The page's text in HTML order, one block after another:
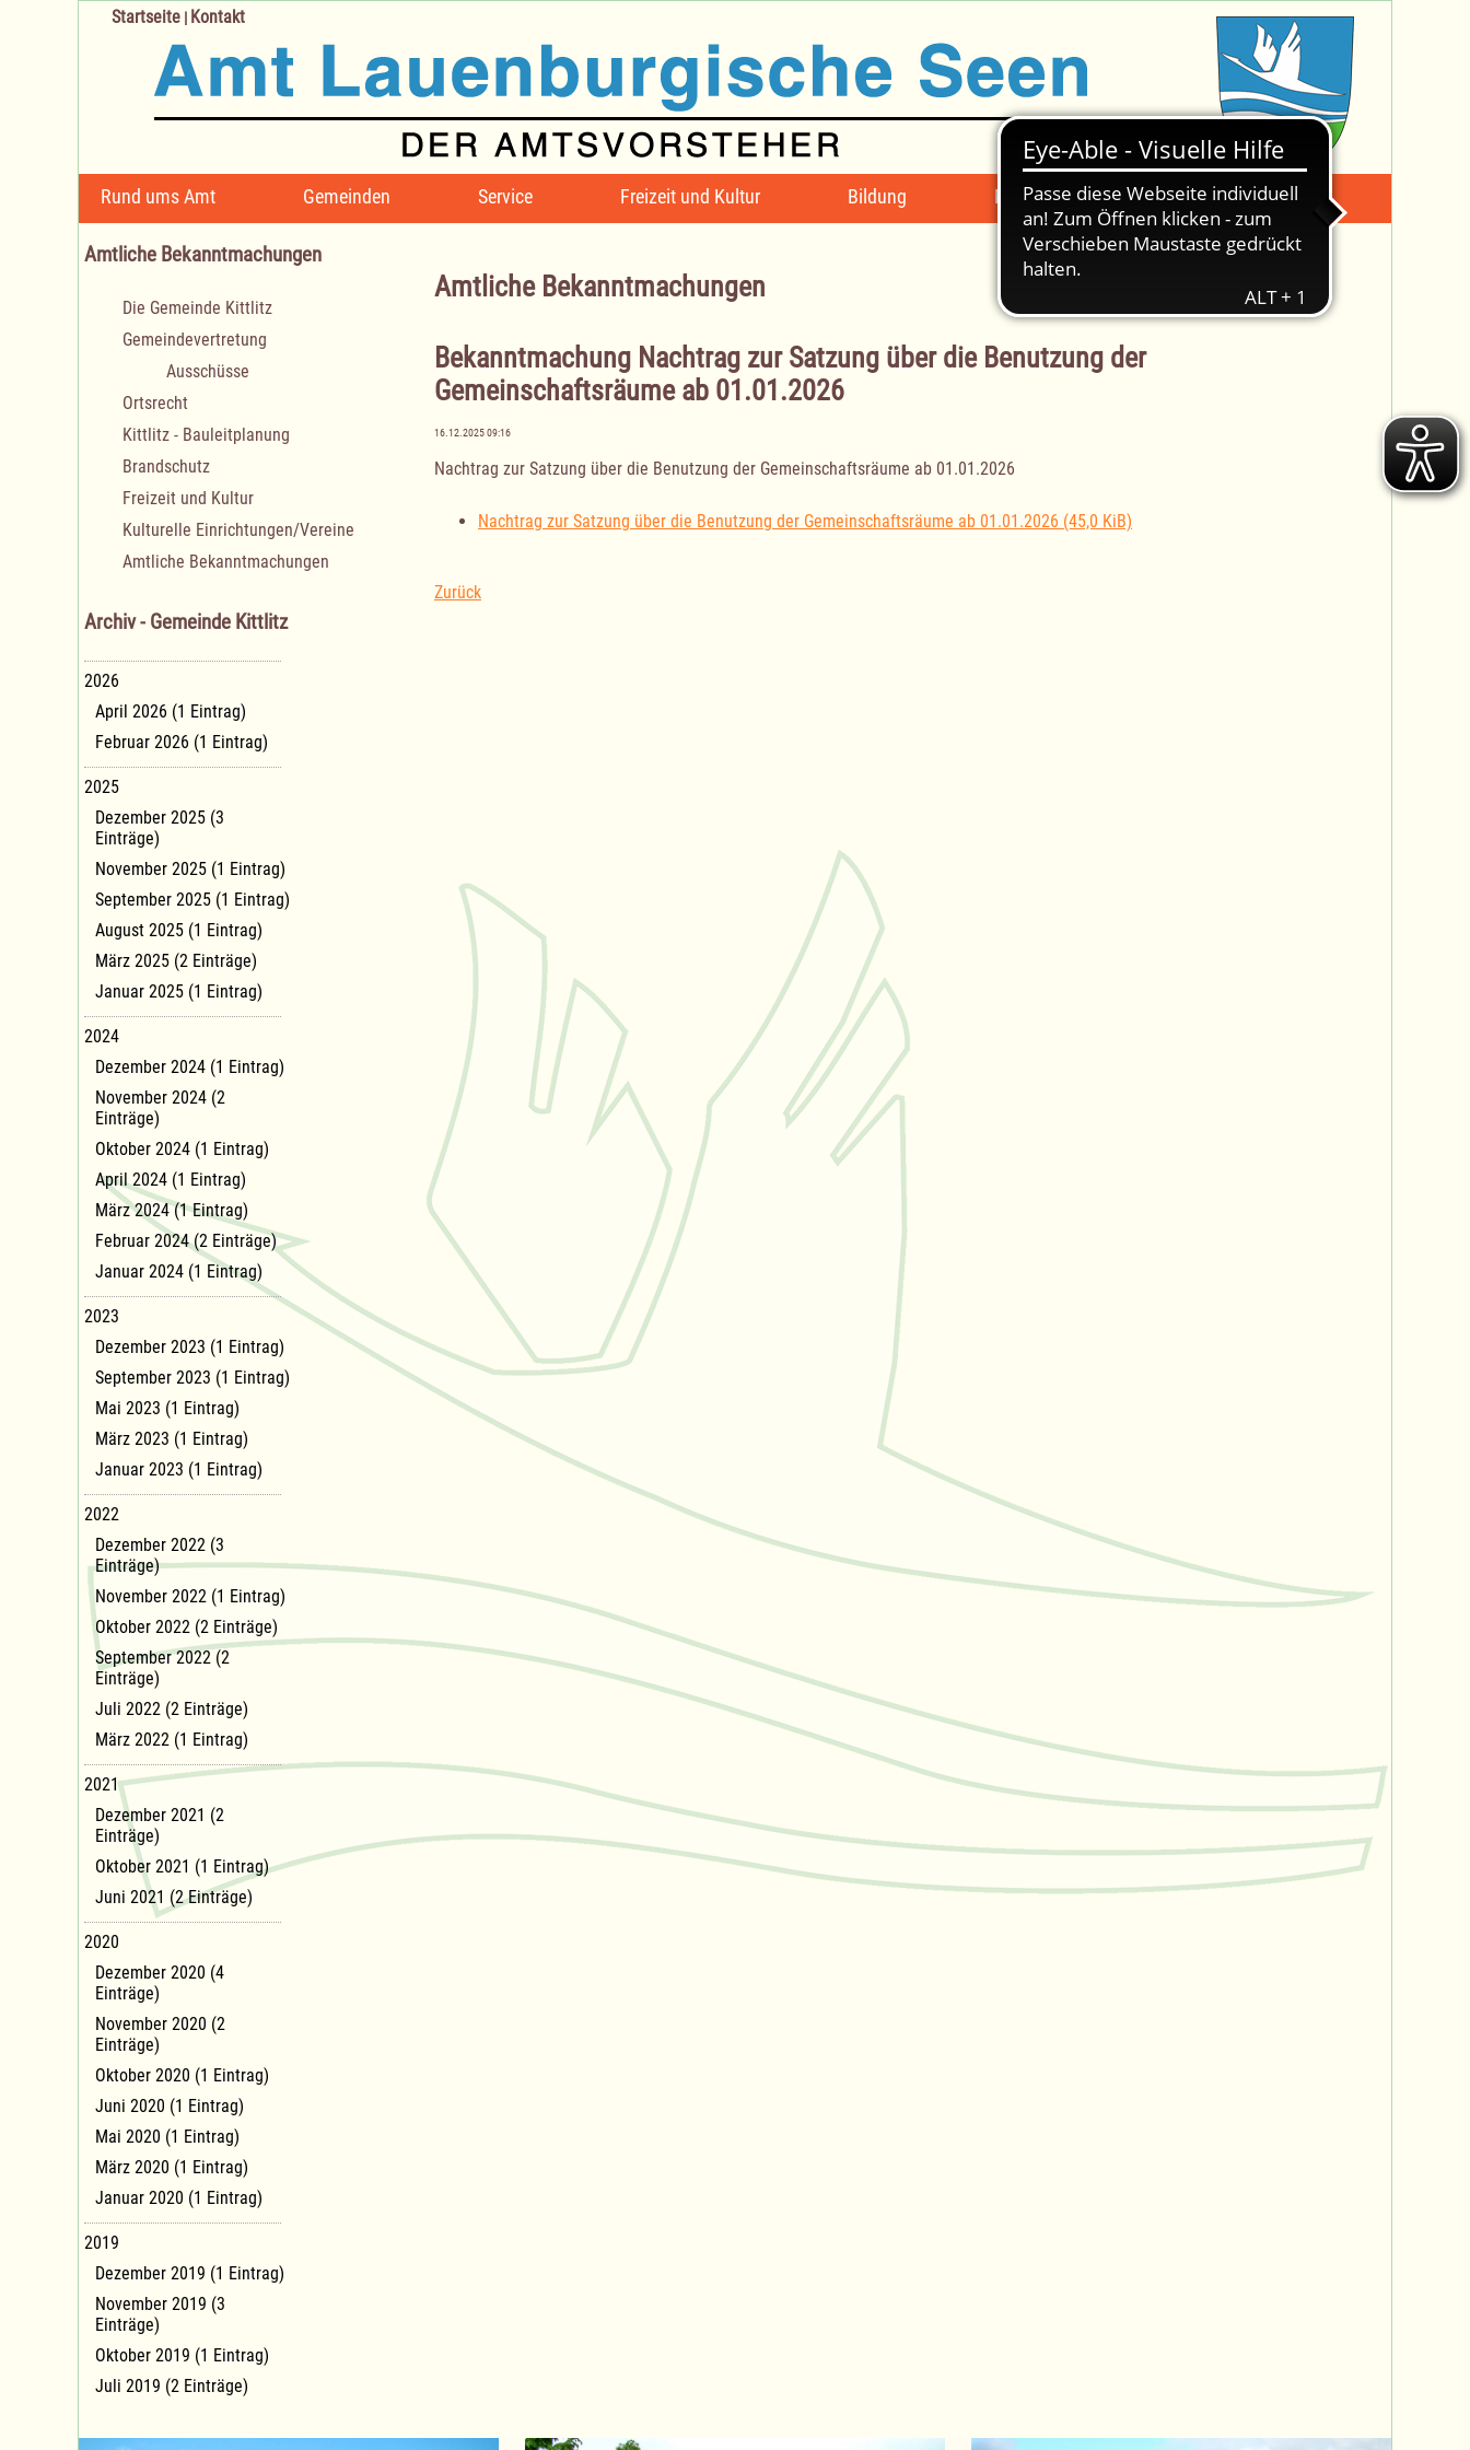
Navigation
überspringen
Rund ums Amt Gemeinden Service Freizeit und Kultur Bildung Mängelmeldung Suche -
Startseite | Kontakt
Amtliche Bekanntmachungen
Bekanntmachung Nachtrag zur Satzung über die Benutzung der
Gemeinschaftsräume ab 01.01.2026
16.12.2025 09:16
Nachtrag zur Satzung über die Benutzung der Gemeinschaftsräume ab 01.01.2026
Nachtrag zur Satzung über die Benutzung der Gemeinschaftsräume ab 01.01.2026 (45,0 KiB)
Zurück
Amtliche Bekanntmachungen
Navigation
überspringen
Die Gemeinde Kittlitz
Gemeindevertretung
Ausschüsse
Ortsrecht
Kittlitz - Bauleitplanung
Brandschutz
Freizeit und Kultur
Kulturelle Einrichtungen/Vereine
Amtliche Bekanntmachungen
Archiv - Gemeinde Kittlitz
2026
April 2026 (1 Eintrag)
Februar 2026 (1 Eintrag)
2025
Dezember 2025 (3
Einträge)
November 2025 (1 Eintrag)
September 2025 (1 Eintrag)
August 2025 (1 Eintrag)
März 2025 (2 Einträge)
Januar 2025 (1 Eintrag)
2024
Dezember 2024 (1 Eintrag)
November 2024 (2
Einträge)
Oktober 2024 (1 Eintrag)
April 2024 (1 Eintrag)
März 2024 (1 Eintrag)
Februar 2024 (2 Einträge)
Januar 2024 (1 Eintrag)
2023
Dezember 2023 (1 Eintrag)
September 2023 (1 Eintrag)
Mai 2023 (1 Eintrag)
März 2023 (1 Eintrag)
Januar 2023 (1 Eintrag)
2022
Dezember 2022 (3
Einträge)
November 2022 (1 Eintrag)
Oktober 2022 (2 Einträge)
September 2022 (2
Einträge)
Juli 2022 (2 Einträge)
März 2022 (1 Eintrag)
2021
Dezember 2021 (2
Einträge)
Oktober 2021 (1 Eintrag)
Juni 2021 (2 Einträge)
2020
Dezember 2020 (4
Einträge)
November 2020 (2
Einträge)
Oktober 2020 (1 Eintrag)
Juni 2020 (1 Eintrag)
Mai 2020 (1 Eintrag)
März 2020 (1 Eintrag)
Januar 2020 (1 Eintrag)
2019
Dezember 2019 (1 Eintrag)
November 2019 (3
Einträge)
Oktober 2019 (1 Eintrag)
Juli 2019 (2 Einträge)